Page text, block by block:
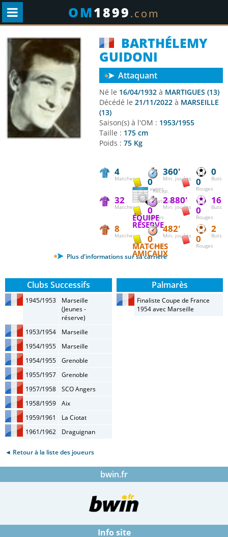
OM1899.com
BARTHÉLEMY
GUIDONI
Attaquant
Né le 16/04/1932 à MARTIGUES (13)
Décédé le 21/11/2022 à MARSEILLE
(13)
Saison(s) à l'OM : 1953/1955
Taille : 175 cm
Poids : 75 Kg
4
Matches
360'
Min. jouées
0
Buts
0
Jaunes
0
Rouges
Récap.
matches
32
Matches
2 880'
Min. jouées
16
Buts
0
Jaunes
0
Rouges
ÉQUIPE
RÉSERVE
8
Matches
482'
Min. jouées
2
Buts
0
Jaunes
0
Rouges
MATCHES
AMICAUX
Plus d'informations sur sa carrière
Clubs Successifs
1945/1953
Marseille
(Jeunes -
réserve)
1953/1954
Marseille
1954/1955
Marseille
1954/1955
Grenoble
1955/1957
Grenoble
1957/1958
SCO Angers
1958/1959
Aix
1959/1961
La Ciotat
1961/1962
Draguignan
Palmarès
Finaliste Coupe de France
1954 avec Marseille
◄ Retour à la liste des joueurs
bwin.fr
Info site